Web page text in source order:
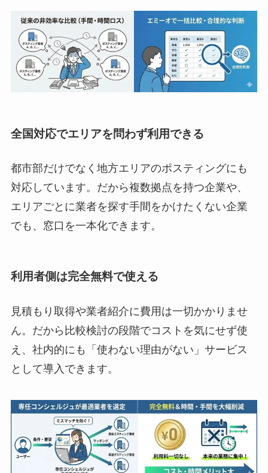
全国対応でエリアを問わず利用できる
都市部だけでなく地方エリアのポスティングにも
対応しています。だから複数拠点を持つ企業や、
エリアごとに業者を探す手間をかけたくない企業
でも、窓口を一本化できます。
利用者側は完全無料で使える
見積もり取得や業者紹介に費用は一切かかりませ
ん。だから比較検討の段階でコストを気にせず使
え、社内的にも「使わない理由がない」サービス
として導入できます。